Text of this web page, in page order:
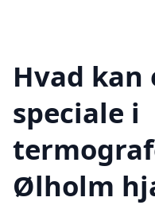
Hvad
speciale i
Ølholm